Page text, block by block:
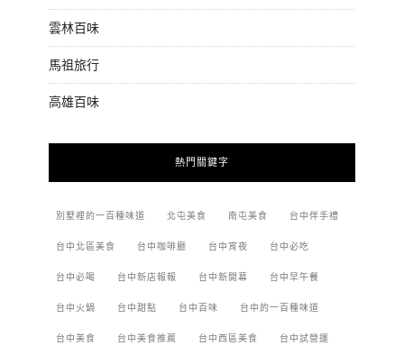
雲林百味
馬祖旅行
高雄百味
熱門關鍵字
別墅裡的一百種味道 北屯美食 南屯美食 台中伴手禮
台中北區美食 台中咖啡廳 台中宵夜 台中必吃
台中必喝 台中新店報報 台中新開幕 台中早午餐
台中火鍋 台中甜點 台中百味 台中的一百種味道
台中美食 台中美食推薦 台中西區美食 台中試營運